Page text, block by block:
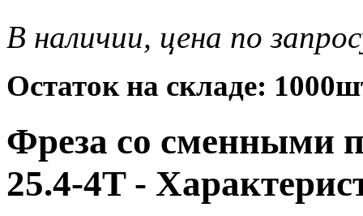
В наличии, цена по
Остаток на складе:
Фреза со сменными
25.4-4T -